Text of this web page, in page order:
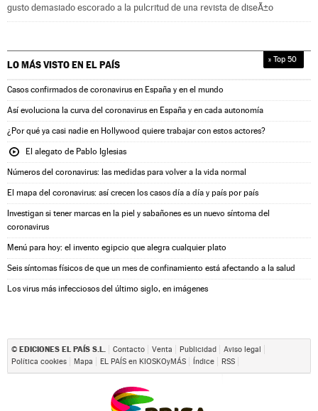
gusto demasiado escorado a la pulcritud de una revista de diseÃ±o
LO MÁS VISTO EN EL PAÍS » Top 50
Casos confirmados de coronavirus en España y en el mundo
Así evoluciona la curva del coronavirus en España y en cada autonomía
¿Por qué ya casi nadie en Hollywood quiere trabajar con estos actores?
El alegato de Pablo Iglesias
Números del coronavirus: las medidas para volver a la vida normal
El mapa del coronavirus: así crecen los casos día a día y país por país
Investigan si tener marcas en la piel y sabañones es un nuevo síntoma del
coronavirus
Menú para hoy: el invento egipcio que alegra cualquier plato
Seis síntomas físicos de que un mes de confinamiento está afectando a la salud
Los virus más infecciosos del último siglo, en imágenes
© EDICIONES EL PAÍS S.L. Contacto Venta Publicidad
Aviso legal
Política cookies
Mapa EL PAÍS en KIOSKOyMÁS Índice RSS